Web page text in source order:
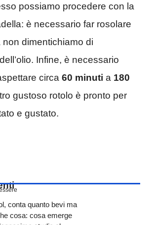
possiamo procedere con la
è necessario far rosolare
non dimentichiamo di
Infine, è necessario
circa 60 minuti a 180
gustoso rotolo è pronto per
e gustato.
conta quanto bevi ma
cosa: cosa emerge